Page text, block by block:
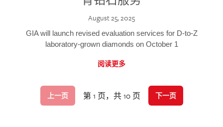
August 25, 2025
GIA will launch revised evaluation services for D-to-Z
laboratory-grown diamonds on October 1
阅读更多
上一页 第 1 页，共 10 页 下一页